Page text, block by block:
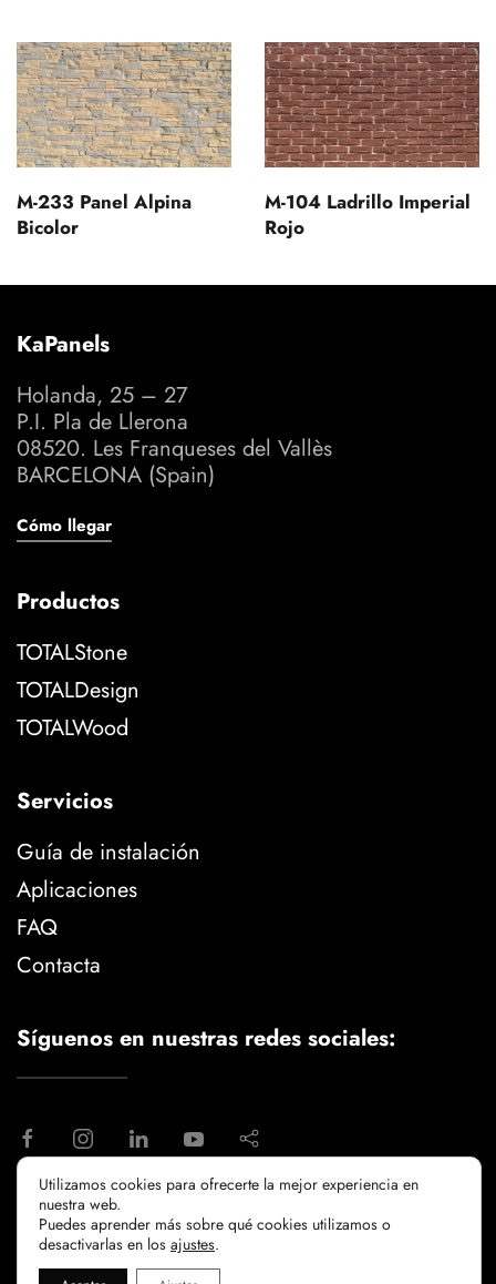
M-233 Panel Alpina
Bicolor
M-104 Ladrillo Imperial
Rojo
KaPanels
Holanda, 25 – 27
P.I. Pla de Llerona
08520. Les Franqueses del Vallès
BARCELONA (Spain)
Cómo llegar
Productos
TOTALStone
TOTALDesign
TOTALWood
Servicios
Guía de instalación
Aplicaciones
FAQ
Contacta
Síguenos en nuestras redes sociales:
aviso legal
politica de privacidad
politicia de cookies
Utilizamos cookies para ofrecerte la mejor experiencia en
nuestra web.
Puedes aprender más sobre qué cookies utilizamos o
desactivarlas en los ajustes.